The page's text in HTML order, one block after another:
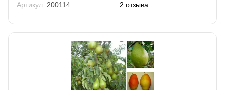
Артикул: 200114 2 отзыва